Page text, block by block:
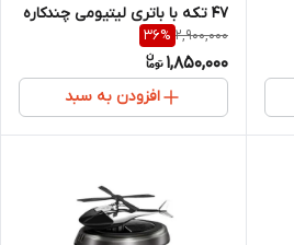
۴۷ تکه با باتری لیتیومی چندکاره
2,900,000
36%
1,850,000
افزودن به سبد